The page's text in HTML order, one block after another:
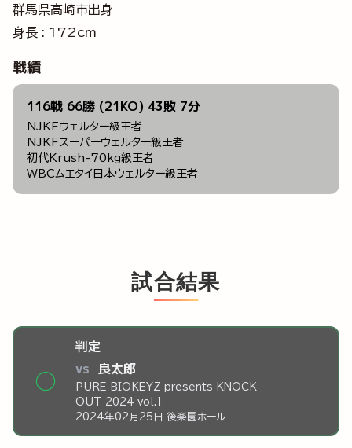
群馬県高崎市出身
身長 : 172cm
戦績
116戦 66勝 (21KO) 43敗 7分
NJKFウェルター級王者
NJKFスーパーウェルター級王者
初代Krush-70kg級王者
WBCムエタイ日本ウェルター級王者
試合結果
◯
判定
vs 良太郎
PURE BIOKEYZ presents KNOCK
OUT 2024 vol.1
2024年02月25日 後楽園ホール